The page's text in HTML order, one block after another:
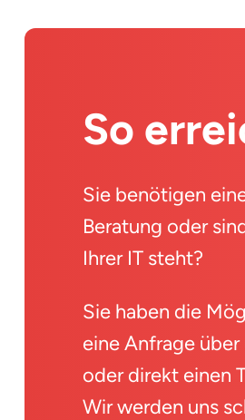
So
Sie benötigen
Beratung oder
Ihrer IT steht?
Sie haben die
eine Anfrage
oder direkt einen
Wir werden uns